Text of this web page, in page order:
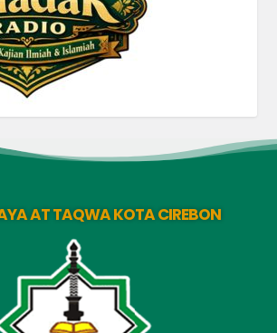
AT TAQWA KOTA CIREBON